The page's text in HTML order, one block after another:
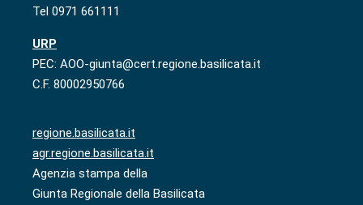
Tel 0971 661111
URP
PEC: AOO-giunta@cert.regione.basilicata.it
C.F. 80002950766
regione.basilicata.it
agr.regione.basilicata.it
Agenzia stampa della
Giunta Regionale della Basilicata